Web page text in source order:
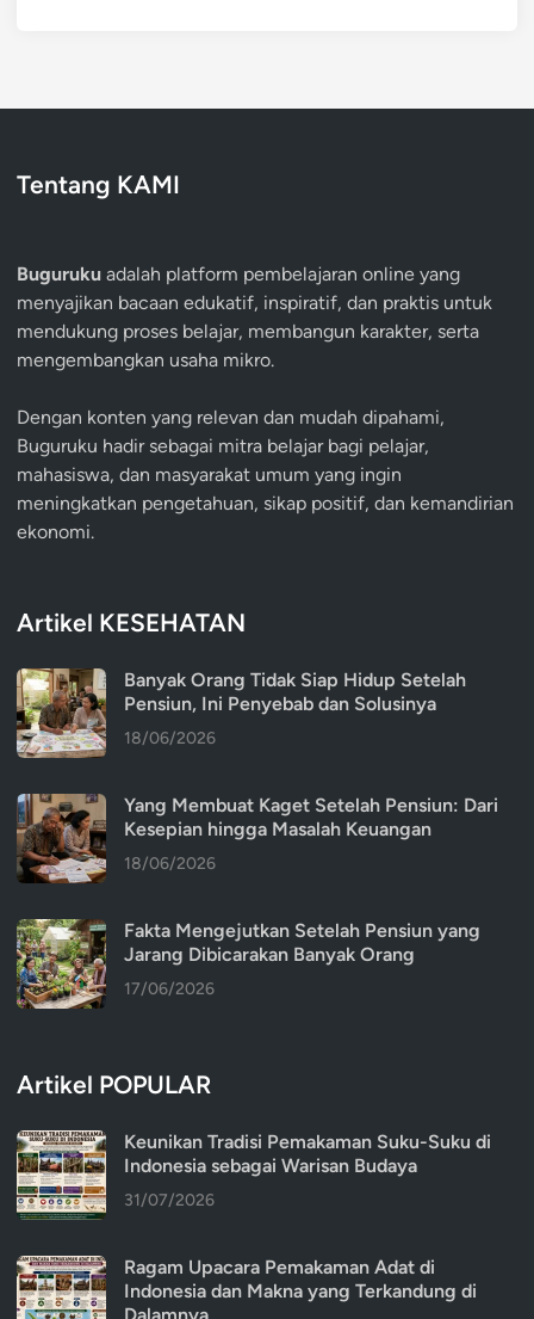
Tentang KAMI
Buguruku adalah platform pembelajaran online yang
menyajikan bacaan edukatif, inspiratif, dan praktis untuk
mendukung proses belajar, membangun karakter, serta
mengembangkan usaha mikro.
Dengan konten yang relevan dan mudah dipahami,
Buguruku hadir sebagai mitra belajar bagi pelajar,
mahasiswa, dan masyarakat umum yang ingin
meningkatkan pengetahuan, sikap positif, dan kemandirian
ekonomi.
Artikel KESEHATAN
Banyak Orang Tidak Siap Hidup Setelah
Pensiun, Ini Penyebab dan Solusinya
18/06/2026
Yang Membuat Kaget Setelah Pensiun: Dari
Kesepian hingga Masalah Keuangan
18/06/2026
Fakta Mengejutkan Setelah Pensiun yang
Jarang Dibicarakan Banyak Orang
17/06/2026
Artikel POPULAR
Keunikan Tradisi Pemakaman Suku-Suku di
Indonesia sebagai Warisan Budaya
31/07/2026
Ragam Upacara Pemakaman Adat di
Indonesia dan Makna yang Terkandung di